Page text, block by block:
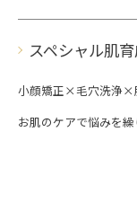
スペシャル肌
小顔矯正×毛穴洗浄×
お肌のケアで悩みを